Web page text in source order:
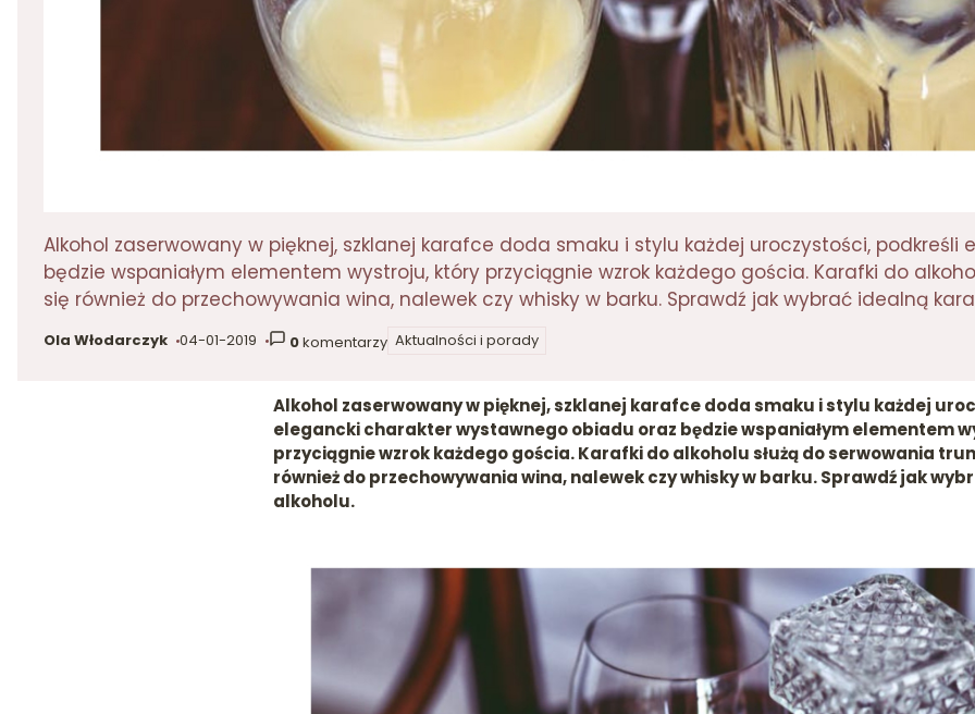
Alkohol zaserwowany w pięknej, szklanej karafce doda smaku i stylu każdej uroczystości,
będzie wspaniałym elementem wystroju, który przyciągnie wzrok każdego gościa. Karafki do
się również do przechowywania wina, nalewek czy whisky w barku. Sprawdź jak wybrać idealną
autor:
Ola Włodarczyk dodano:
04-01-2019 0komentarzyw kategorii
Aktualności i porady
Alkohol zaserwowany w pięknej, szklanej karafce doda smaku i stylu każdej
elegancki charakter wystawnego obiadu oraz będzie wspaniałym elementem
przyciągnie wzrok każdego gościa. Karafki do alkoholu służą do serwowania
również do przechowywania wina, nalewek czy whisky w barku. Sprawdź jak
alkoholu.